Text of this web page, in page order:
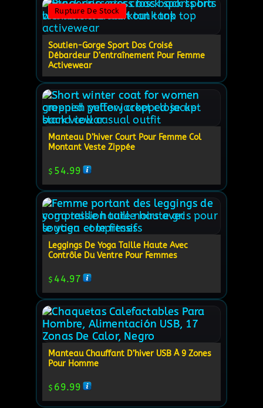
Rupture De Stock
Soutien-Gorge Sport Dos Croisé
Débardeur D’entraînement Pour Femme
Activewear
Manteau D’hiver Court Pour Femme Col
Montant Veste Zippée
$ 54.99
Leggings De Yoga Taille Haute Avec
Contrôle Du Ventre Pour Femmes
$ 44.97
Manteau Chauffant D’hiver USB À 9 Zones
Pour Homme
$ 69.99